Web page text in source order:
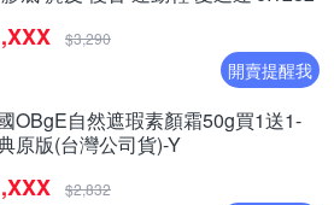
$3,290
開賣提醒我
OBgE自然遮瑕素顏霜50g買1送1-
原版(台灣公司貨)-Y
$2,832